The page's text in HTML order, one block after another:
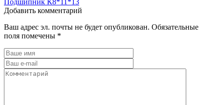
Подшипник К8*11*13
Добавить комментарий
Ваш адрес эл. почты не будет опубликован. Обязательные
поля помечены *